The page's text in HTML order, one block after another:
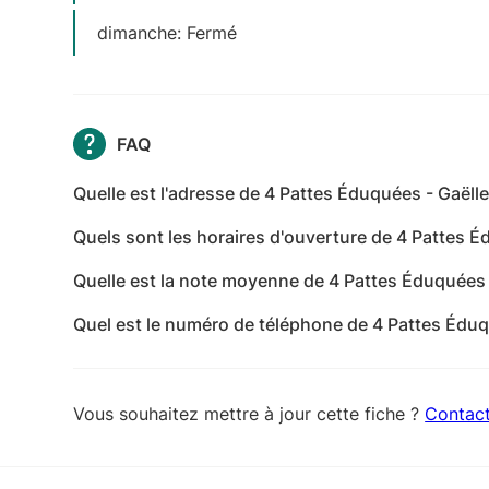
dimanche: Fermé
FAQ
Quelle est l'adresse de 4 Pattes Éduquées -
L'adresse de 4 Pattes Éduquées - Gaëlle et
Quels sont les horaires d'ouverture de 4 Pattes
Les horaires d'ouverture de 4 Pattes Éduquées
mardi: 09:00-20:00 - mercredi: 09:00-20:00 -
09:00-20:00 - dimanche: Fermé
Quelle est la note moyenne de 4 Pattes
4 Pattes Éduquées - Gaëlle et Henry a reçu 6
Quel est le numéro de téléphone de 4 Pattes
Vous souhaitez mettre à jour cette fiche ?